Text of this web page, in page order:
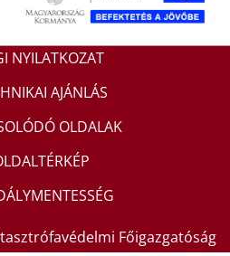
TÁJÉKOZTATÓ
NYILATKOZAT
AJÁNLÁS
OLDALAK
Főigazgatóság